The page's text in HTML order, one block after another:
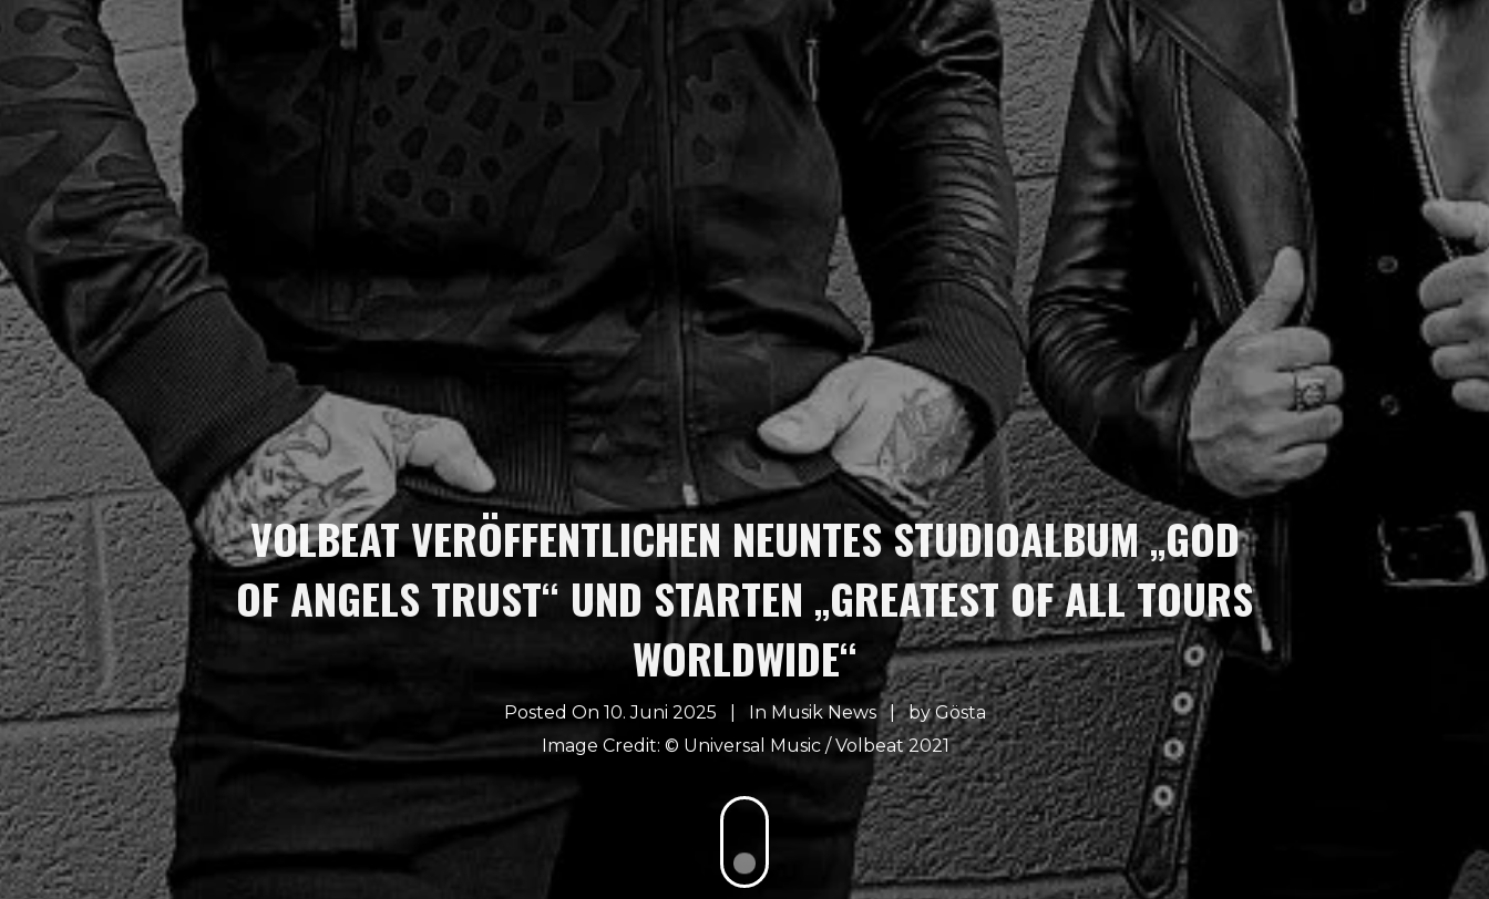
VOLBEAT VERÖFFENTLICHEN NEUNTES STUDIOALBUM „GOD
OF ANGELS TRUST“ UND STARTEN „GREATEST OF ALL TOURS
WORLDWIDE“
Posted On 10. Juni 2025 In Musik News byGösta
Universal Music / Volbeat 2021